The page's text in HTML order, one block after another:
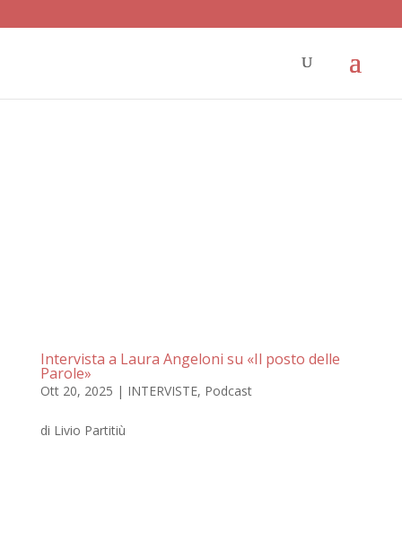
Intervista a Laura Angeloni su «Il posto delle
Parole»
Ott 20, 2025 | INTERVISTE, Podcast
di Livio Partitiù